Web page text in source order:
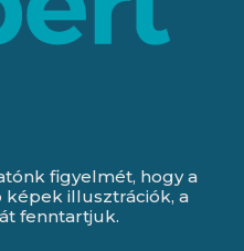
figyelmét, hogy a
illusztrációk, a
fenntartjuk.